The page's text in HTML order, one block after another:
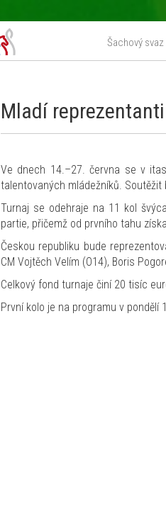
Šachový svaz
Mladí
Ve dnech 14.–27. června se v
talentovaných mládežníků.
Turnaj se odehraje na 11 kol
partie, přičemž od prvního tahu
Českou republiku bude
CM Vojtěch Velím (O14), Boris
Celkový fond turnaje činí 20 tisíc
První kolo je na programu v pondělí